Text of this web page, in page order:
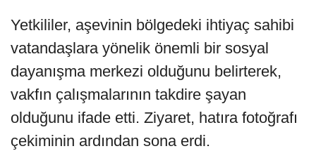
Yetkililer, aşevinin bölgedeki ihtiyaç sahibi
vatandaşlara yönelik önemli bir sosyal
dayanışma merkezi olduğunu belirterek,
vakfın çalışmalarının takdire şayan
olduğunu ifade etti. Ziyaret, hatıra fotoğrafı
çekiminin ardından sona erdi.